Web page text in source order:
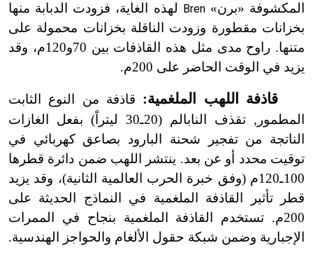
المكشوفة «برن»Bren
لهذه الغاية، فزودت الدبابة منها
بخزانات مقطورة وزودت الناقلة بخزانات محمولة على
متنها. راوح مدى مثل هذه القاذفات بين 70و120م، وقد
يزيد في الوقت الحاضر على 200م.
قاذفة اللهب الملغمية: قاذفة من النوع الثابت
المطمور, تقذف النابالم (20ـ30 ليتراً) بفعل الغازات
الناتجة من تفجير شحنة البارود بصاعق كهربائي في
توقيت محدد أو عن بعد. ينتشر اللهب ضمن دائرة قطرها
100ـ120م (وفق خبرة الحرب العالمية الثانية)، وقد يزيد
قطر تأثير القاذفة الملغمية في النماذج الحديثة على
200م. تستخدم القاذفة الملغمية بنجاح في الممرات
الإجبارية وضمن شبكة حقول الألغام والحواجز الهندسية.